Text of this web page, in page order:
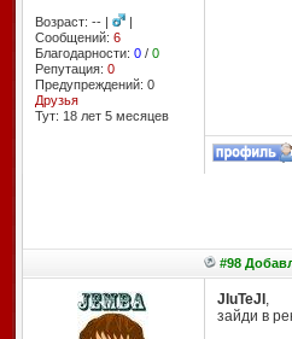
Возраст: -- |
|
Сообщений: 6
Благодарности: 0/ 0
Репутация: 0
Предупреждений: 0
Друзья
Тут: 18 лет 5 месяцев
#98
JIuTeJI ,
зайди в